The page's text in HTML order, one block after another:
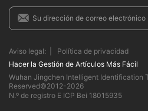
Aviso legal:
Política de privacidad
Hacer la Gestión de Artículos Más Fácil​
Wuhan Jingchen Intelligent Identification
Reserved©2012-2026
N.º de registro E ICP Bei 18015935